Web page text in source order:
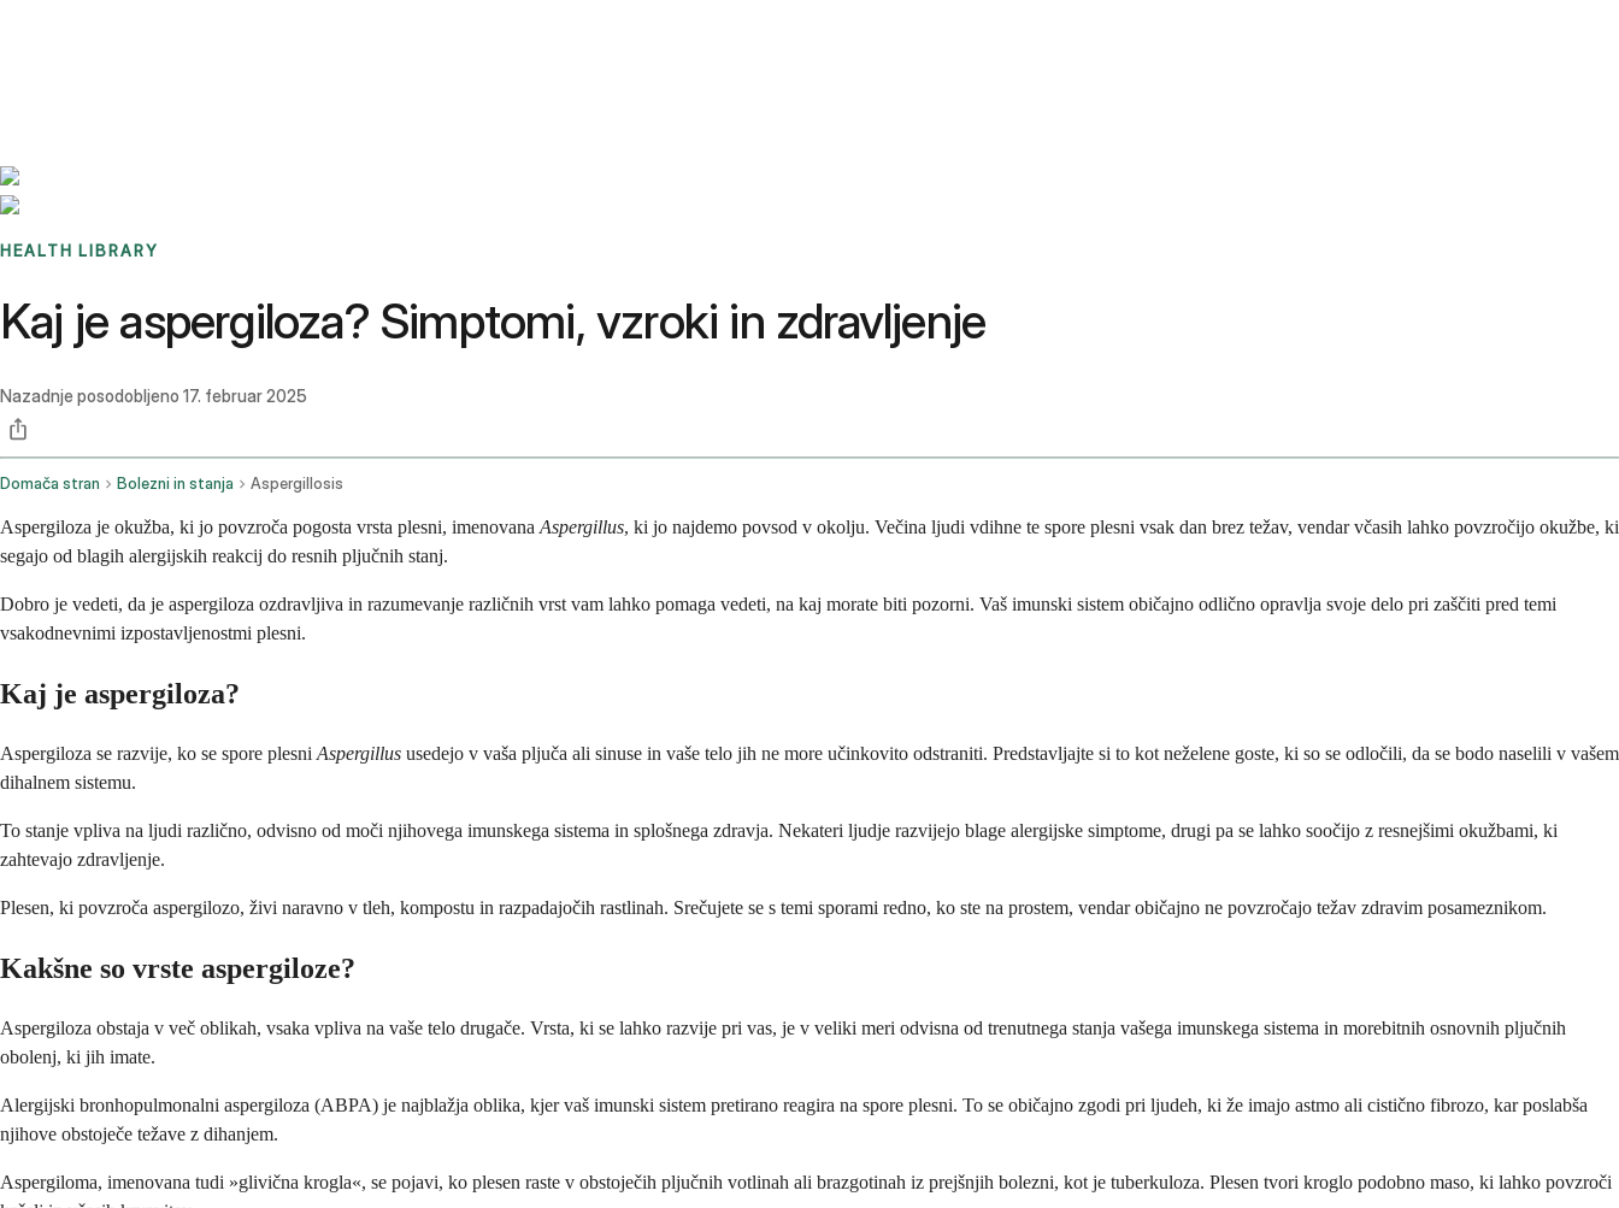
HEALTH LIBRARY
Kaj je aspergiloza? Simptomi, vzroki in zdravljenje
Nazadnje posodobljeno 17. februar 2025
Domača stran Bolezni in stanja Aspergillosis
Aspergiloza je okužba, ki jo povzroča pogosta vrsta plesni, imenovana Aspergillus, ki jo najdemo povsod v okolju. Večina ljudi vdihne te spore plesni vsak dan brez težav, vendar včasih lahko povzročijo okužbe, ki
segajo od blagih alergijskih reakcij do resnih pljučnih stanj.
Dobro je vedeti, da je aspergiloza ozdravljiva in razumevanje različnih vrst vam lahko pomaga vedeti, na kaj morate biti pozorni. Vaš imunski sistem običajno odlično opravlja svoje delo pri zaščiti pred temi
vsakodnevnimi izpostavljenostmi plesni.
Kaj je aspergiloza?
Aspergiloza se razvije, ko se spore plesni Aspergillus usedejo v vaša pljuča ali sinuse in vaše telo jih ne more učinkovito odstraniti. Predstavljajte si to kot neželene goste, ki so se odločili, da se bodo naselili v vašem
dihalnem sistemu.
To stanje vpliva na ljudi različno, odvisno od moči njihovega imunskega sistema in splošnega zdravja. Nekateri ljudje razvijejo blage alergijske simptome, drugi pa se lahko soočijo z resnejšimi okužbami, ki
zahtevajo zdravljenje.
Plesen, ki povzroča aspergilozo, živi naravno v tleh, kompostu in razpadajočih rastlinah. Srečujete se s temi sporami redno, ko ste na prostem, vendar običajno ne povzročajo težav zdravim posameznikom.
Kakšne so vrste aspergiloze?
Aspergiloza obstaja v več oblikah, vsaka vpliva na vaše telo drugače. Vrsta, ki se lahko razvije pri vas, je v veliki meri odvisna od trenutnega stanja vašega imunskega sistema in morebitnih osnovnih pljučnih
obolenj, ki jih imate.
Alergijski bronhopulmonalni aspergiloza (ABPA) je najblažja oblika, kjer vaš imunski sistem pretirano reagira na spore plesni. To se običajno zgodi pri ljudeh, ki že imajo astmo ali cistično fibrozo, kar poslabša
njihove obstoječe težave z dihanjem.
Aspergiloma, imenovana tudi »glivična krogla«, se pojavi, ko plesen raste v obstoječih pljučnih votlinah ali brazgotinah iz prejšnjih bolezni, kot je tuberkuloza. Plesen tvori kroglo podobno maso, ki lahko povzroči